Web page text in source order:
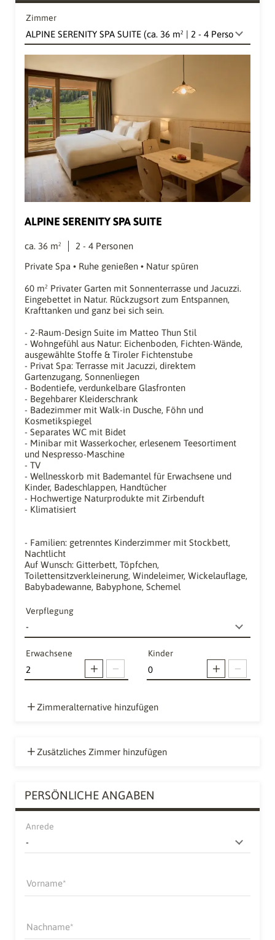
Zimmer
ALPINE SERENITY SPA SUITE
ca. 36m² 2 - 4 Personen
Private Spa • Ruhe genießen • Natur spüren
60 m² Privater Garten mit Sonnenterrasse und Jacuzzi.
Eingebettet in Natur. Rückzugsort zum Entspannen,
Krafttanken und ganz bei sich sein.
- 2-Raum-Design Suite im Matteo Thun Stil
- Wohngefühl aus Natur: Eichenboden, Fichten-Wände,
ausgewählte Stoffe & Tiroler Fichtenstube
- Privat Spa: Terrasse mit Jacuzzi, direktem
Gartenzugang, Sonnenliegen
- Bodentiefe, verdunkelbare Glasfronten
- Begehbarer Kleiderschrank
- Badezimmer mit Walk-in Dusche, Föhn und
Kosmetikspiegel
- Separates WC mit Bidet
- Minibar mit Wasserkocher, erlesenem Teesortiment
und Nespresso-Maschine
- TV
- Wellnesskorb mit Bademantel für Erwachsene und
Kinder, Badeschlappen, Handtücher
- Hochwertige Naturprodukte mit Zirbenduft
- Klimatisiert
- Familien: getrenntes Kinderzimmer mit Stockbett,
Nachtlicht
Auf Wunsch: Gitterbett, Töpfchen,
Toilettensitzverkleinerung, Windeleimer, Wickelauflage,
Babybadewanne, Babyphone, Schemel
Verpflegung
Erwachsene Kinder
Zimmeralternative hinzufügen
Zusätzliches Zimmer hinzufügen
PERSÖNLICHE ANGABEN
Anrede
Vorname
Nachname